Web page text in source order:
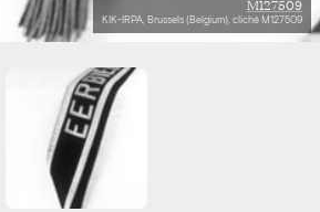
M127509
KIK-IRPA, Brussels (Belgium), cliché M127509